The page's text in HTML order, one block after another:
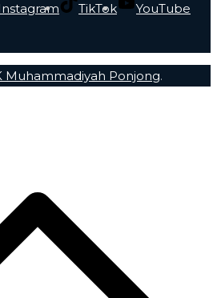
TikTok YouTube
Muhammadiyah Ponjong.